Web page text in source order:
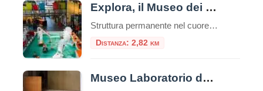
Explora, il Museo dei Bambini
Struttura permanente nel cuore di Roma, Explora il Museo dei Bambini attiva dal 2001, è dedicata a bambine e bambini da 0 a 11 anni.Da oltre 20 anni, è il punto di riferimento per l’educazione informale e le attività creative per le famiglie, le scuole e il mondo dell’infanzia. Uno spazio in cui l’esplorazione e […]
Distanza: 2,82 km
Museo Laboratorio della Mente di Roma